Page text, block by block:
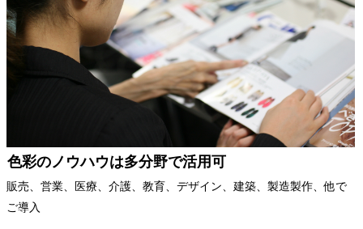
色彩のノウハウは多分野で活用可
販売、営業、医療、介護、教育、デザイン、建築、製造製作、他で
ご導入